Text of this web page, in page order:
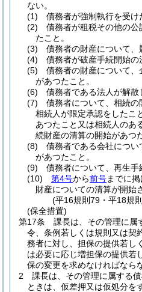
ない。
(1)
債務者が強制執行を受け
(2)
債務者が租税その他の
たこと。
(3)
債務者の財産について、
(4)
債務者が破産手続開始の
(5)
債務者の財産について
があつたこと。
(6)
債務者である法人が解散
(7)
債務者について、相続の
相続人が限定承認をしたこ
あつたこと又は相続人のあ
続財産の清算の開始があつ
(8)
債務者である会社につ
があつたこと。
(9)
債務者について、再生手
(10)
第4号から前号までに
財産についての清算が開始
(平16規則79・平18規
(保全措置)
第17条
課長は、その管理に属
令、条例若しくは規則又は契
務者に対し、担保の提供若し
は必要に応じ増担保の提供若
保の変更を求めなければなら
2
課長は、その管理に属する
ときは、仮差押又は仮処分を